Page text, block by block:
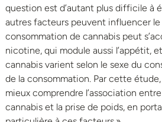
question est d’autant plus difficile à
autres facteurs peuvent influencer le
consommation de cannabis peut
nicotine, qui module aussi l’appétit,
cannabis varient selon le sexe du
de la consommation. Par cette
mieux comprendre l’association
cannabis et la prise de poids, en